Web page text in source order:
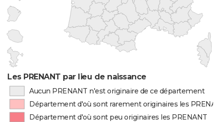
Les PRENANT par lieu de naissance
Aucun PRENANT n'est originaire de ce département
Département d'où sont rarement originaires les
Département d'où sont peu originaires les PRENANT